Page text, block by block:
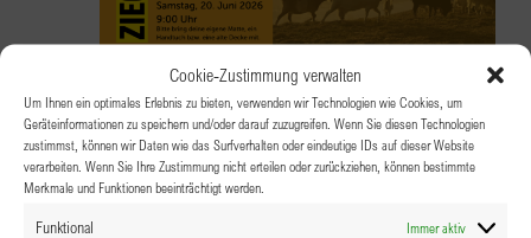
Cookie-Zustimmung verwalten
Um Ihnen ein optimales Erlebnis zu bieten, verwenden wir Technologien wie Cookies, um
Geräteinformationen zu speichern und/oder darauf zuzugreifen. Wenn Sie diesen Technologien
zustimmst, können wir Daten wie das Surfverhalten oder eindeutige IDs auf dieser Website
verarbeiten. Wenn Sie Ihre Zustimmung nicht erteilen oder zurückziehen, können bestimmte
Merkmale und Funktionen beeinträchtigt werden.
Funktional Immer aktiv
BPW Steyr – Ziegen- & Schafyoga am
20.06.2026 @ 9:00-11:00